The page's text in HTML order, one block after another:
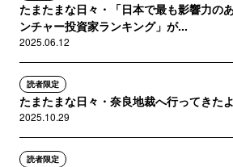
たまたまな日々・「日本で最も影響力の
ンチャー投資家ランキング」が...
2025.06.12
読者限定
たまたまな日々・奈良地裁へ行ってきたよ
2025.10.29
読者限定